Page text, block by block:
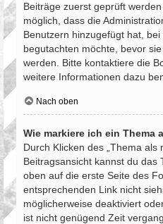
Beiträge zuerst geprüft
möglich, dass die
Benutzern hinzugefügt hat,
begutachten möchte, bevor
werden. Bitte kontaktiere die
weitere Informationen dazu
Nach oben
Wie markiere ich ein Thema
Durch Klicken des „Thema als
Beitragsansicht kannst du das
oben auf die erste Seite des
entsprechenden Link nicht
möglicherweise deaktiviert
ist nicht genügend Zeit